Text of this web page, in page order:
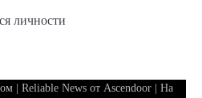
личности
| Reliable News от Ascendoor| На